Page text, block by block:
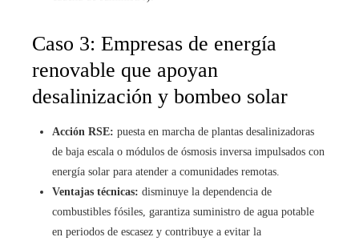
Caso 3: Empresas de energía
renovable que apoyan
desalinización y bombeo solar
Acción RSE: puesta en marcha de plantas desalinizadoras
de baja escala o módulos de ósmosis inversa impulsados con
energía solar para atender a comunidades remotas.
Ventajas técnicas: disminuye la dependencia de
combustibles fósiles, garantiza suministro de agua potable
en periodos de escasez y contribuye a evitar la